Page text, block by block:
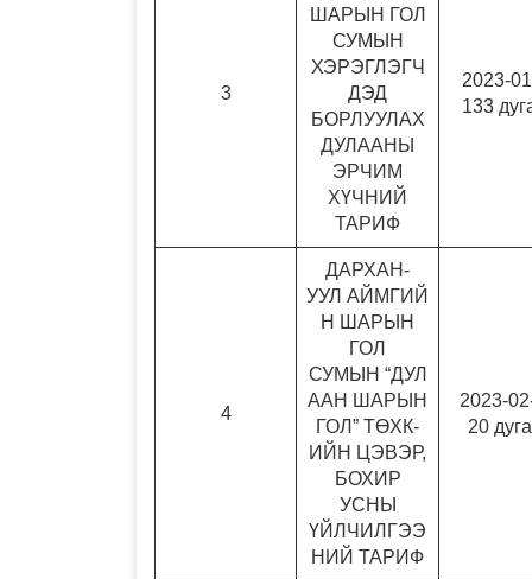
3
ШАРЫН ГОЛ
СУМЫН
ХЭРЭГЛЭГЧ
ДЭД
БОРЛУУЛАХ
ДУЛААНЫ
ЭРЧИМ
ХҮЧНИЙ
ТАРИФ
2023-
133
4
ДАРХАН-
УУЛ АЙМГИЙ
Н ШАРЫН
ГОЛ
СУМЫН “ДУЛ
ААН ШАРЫН
ГОЛ” ТӨХК-
ИЙН ЦЭВЭР,
БОХИР
УСНЫ
ҮЙЛЧИЛГЭЭ
НИЙ ТАРИФ
2023-
20